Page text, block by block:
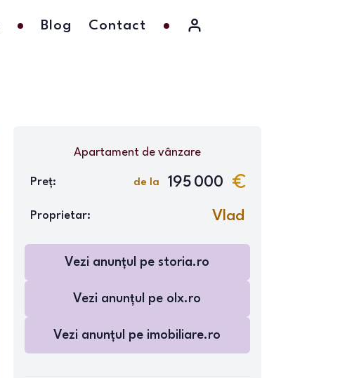
Blog Contact
Apartamentde vânzare
Preț: de la 195 000
Proprietar: Vlad
Vezi anunțul pestoria.ro
Vezi anunțul pe olx.ro
Vezi anunțul pe imobiliare.ro